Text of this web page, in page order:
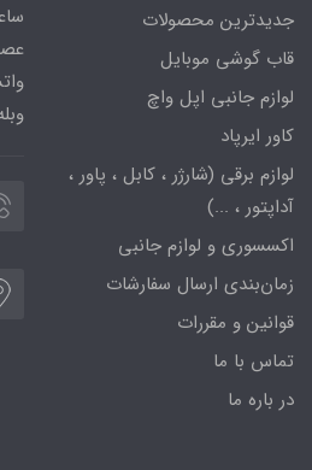
جدیدترین محصولات
قاب گوشی موبایل
لوازم جانبی اپل واچ
کاور ایرپاد
لوازم برقی (شارژر ، کابل ، پاور ،
آداپتور ، ...)
اکسسوری و لوازم جانبی
زمان‌بندی ارسال سفارشات
قوانین و مقررات
تماس با ما
در باره ما